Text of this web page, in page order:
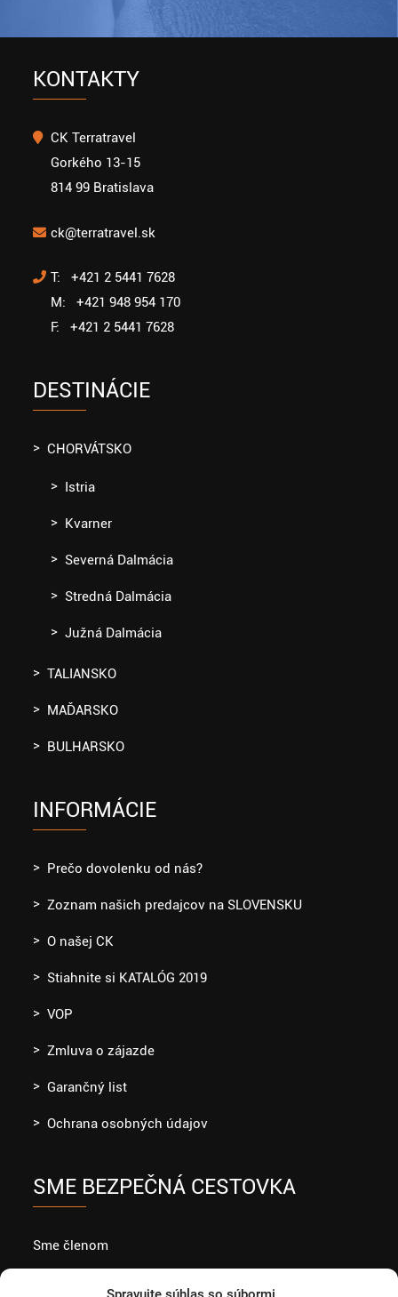
KONTAKTY
CK Terratravel
Gorkého 13-15
814 99 Bratislava
ck@terratravel.sk
T: +421 2 5441 7628
M: +421 948 954 170
F: +421 2 5441 7628
DESTINÁCIE
CHORVÁTSKO
Istria
Kvarner
Severná Dalmácia
Stredná Dalmácia
Južná Dalmácia
TALIANSKO
MAĎARSKO
BULHARSKO
INFORMÁCIE
Prečo dovolenku od nás?
Zoznam našich predajcov na SLOVENSKU
O našej CK
Stiahnite si KATALÓG 2019
VOP
Zmluva o zájazde
Garančný list
Ochrana osobných údajov
SME BEZPEČNÁ CESTOVKA
Sme členom